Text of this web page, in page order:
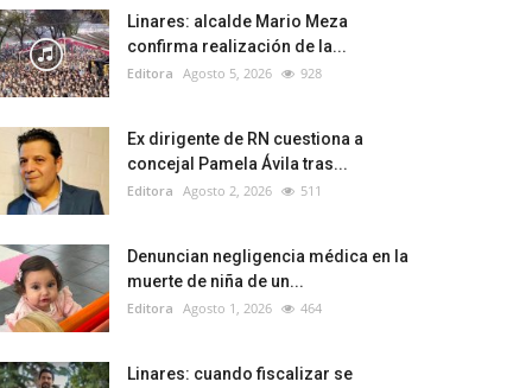
Linares: alcalde Mario Meza
confirma realización de la...
Editora Agosto 5, 2026 928
Ex dirigente de RN cuestiona a
concejal Pamela Ávila tras...
Editora Agosto 2, 2026 511
Denuncian negligencia médica en la
muerte de niña de un...
Editora Agosto 1, 2026 464
Linares: cuando fiscalizar se